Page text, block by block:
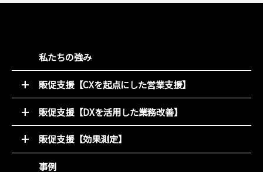
私たちの強み
販促支援【CXを起点にした営業支援】
52週マーケティング
キャンペーン支援サービス
動画コンテンツ
デジタルチラシ 買適ミッケ!
商品ブランディング
販促支援【DXを活用した業務改善】
オンライン販促物制作支援システム
店別販促サポート
販促支援【効果測定】
商圏ポテンシャル分析
事例